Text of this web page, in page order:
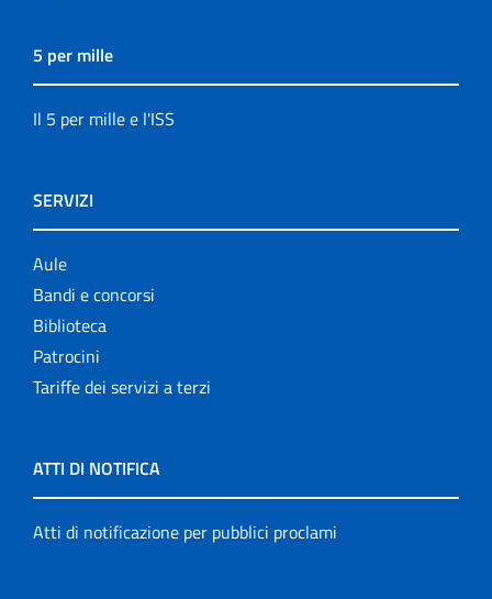
5 per mille
Il 5 per mille e l'ISS
SERVIZI
Aule
Bandi e concorsi
Biblioteca
Patrocini
Tariffe dei servizi a terzi
ATTI DI NOTIFICA
Atti di notificazione per pubblici proclami